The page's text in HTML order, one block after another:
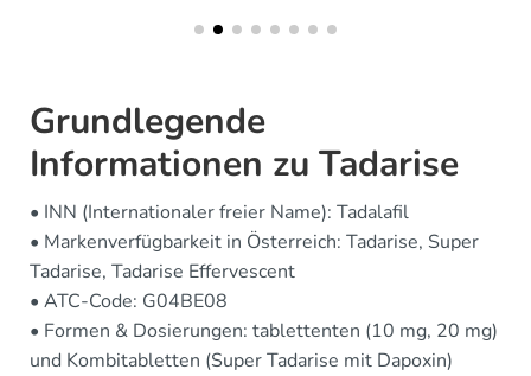
Grundlegende
Informationen zu Tadarise
• INN (Internationaler freier Name): Tadalafil
• Markenverfügbarkeit in Österreich: Tadarise, Super
Tadarise, Tadarise Effervescent
• ATC-Code: G04BE08
• Formen & Dosierungen: tablettenten (10 mg, 20 mg)
und Kombitabletten (Super Tadarise mit Dapoxin)